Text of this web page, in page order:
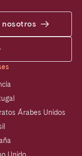
Árabes Unidos